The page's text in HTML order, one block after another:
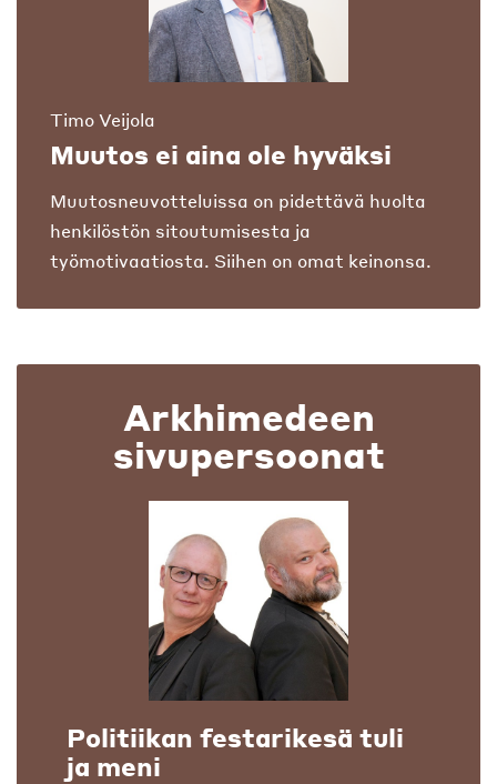
Timo Veijola
Muutos ei aina ole hyväksi
Muutosneuvotteluissa on pidettävä huolta
henkilöstön sitoutumisesta ja
työmotivaatiosta. Siihen on omat keinonsa.
Arkhimedeen
sivupersoonat
Politiikan festarikesä tuli
ja meni